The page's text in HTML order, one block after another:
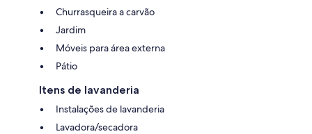
Churrasqueira a carvão
Jardim
Móveis para área externa
Pátio
Itens de lavanderia
Instalações de lavanderia
Lavadora/secadora